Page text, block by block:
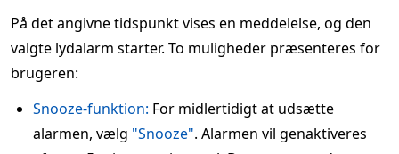
På det angivne tidspunkt vises en meddelelse, og den
valgte lydalarm starter. To muligheder præsenteres for
brugeren:
Snooze-funktion: For midlertidigt at udsætte
alarmen, vælg "Snooze". Alarmen vil genaktiveres